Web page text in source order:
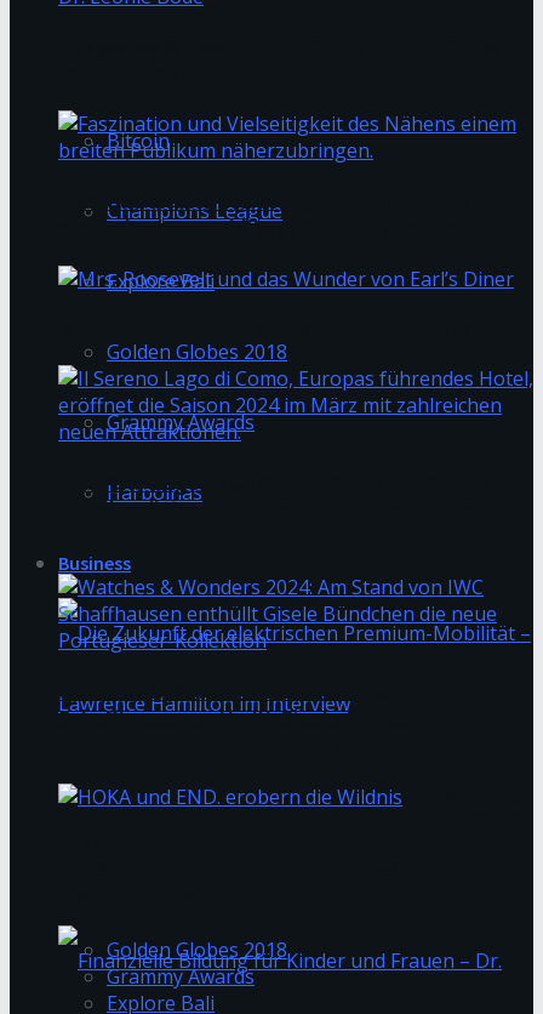
Bitcoin
Champions League
Explore Bali
Golden Globes 2018
Grammy Awards
Harbolnas
Business
Die Zukunft der elektrischen Premium-Mobilität
Faszination und Vielseitigkeit des Nähens
einem breiten Publikum näherzubringen.
Il Sereno Lago di Como, Europas führendes
Hotel, eröffnet die Saison 2024 im März mit
Watches & Wonders 2024: Am Stand von IWC
Schaffhausen enthüllt Gisele Bündchen die
Golden Globes 2018
Grammy Awards
Explore Bali